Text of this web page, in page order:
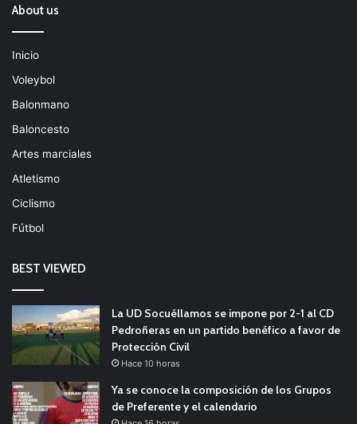
About us
Inicio
Voleybol
Balonmano
Baloncesto
Artes marciales
Atletismo
Ciclismo
Fútbol
BEST VIEWED
La UD Socuéllamos se impone por 2-1 al CD
Pedroñeras en un partido benéfico a favor de
Protección Civil
Hace 10 horas
Ya se conoce la composición de los Grupos
de Preferente y el calendario